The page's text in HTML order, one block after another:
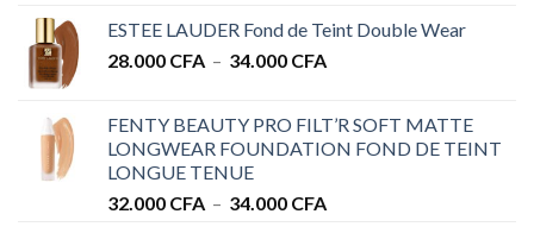
prix :
28.000 CFA
ESTEE LAUDER Fond de Teint Double Wear
28.000 CFA – 34.000 CFAPlage
28.000 CFA
à
FENTY BEAUTY PRO FILT’R SOFT MATTE
LONGWEAR FOUNDATION FOND DE TEINT
LONGUE TENUE
32.000 CFA – 34.000 CFAPlage